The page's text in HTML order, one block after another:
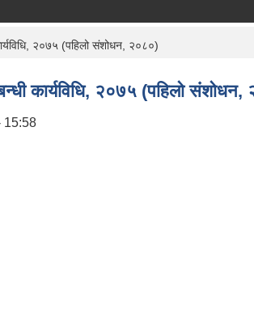
२०७५ (पहिलो संशोधन, २०८०)
कार्यविधि, २०७५ (पहिलो
15:58